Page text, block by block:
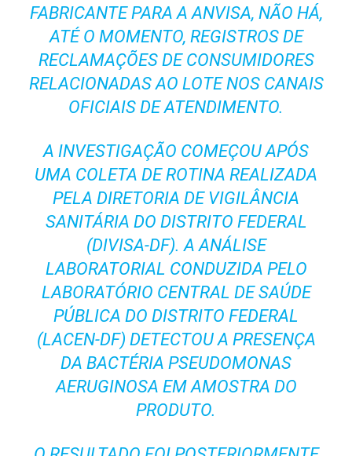
FABRICANTE PARA A ANVISA, NÃO HÁ,
ATÉ O MOMENTO, REGISTROS DE
RECLAMAÇÕES DE CONSUMIDORES
RELACIONADAS AO LOTE NOS CANAIS
OFICIAIS DE ATENDIMENTO.
A INVESTIGAÇÃO COMEÇOU APÓS
UMA COLETA DE ROTINA REALIZADA
PELA DIRETORIA DE VIGILÂNCIA
SANITÁRIA DO DISTRITO FEDERAL
(DIVISA-DF). A ANÁLISE
LABORATORIAL CONDUZIDA PELO
LABORATÓRIO CENTRAL DE SAÚDE
PÚBLICA DO DISTRITO FEDERAL
(LACEN-DF) DETECTOU A PRESENÇA
DA BACTÉRIA PSEUDOMONAS
AERUGINOSA EM AMOSTRA DO
PRODUTO.